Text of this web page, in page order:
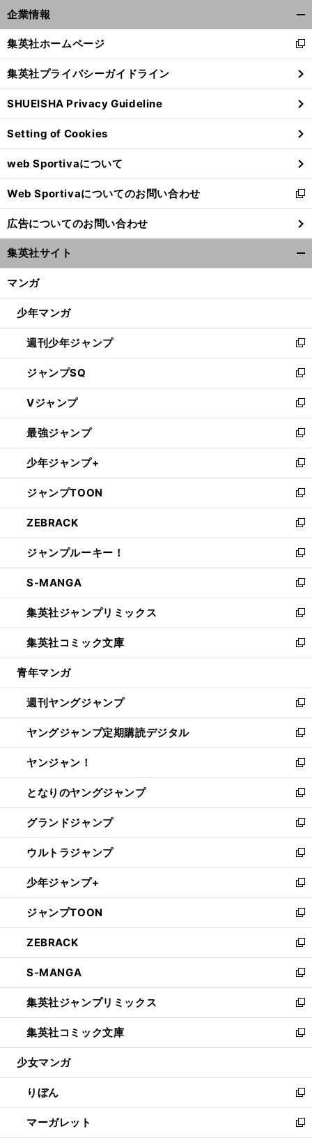
企業情報
閉
る
集英社ホームページ
新
し
い
ウ
ィ
ン
ド
ウ
で
開
く
集英社プライバシーガイドライン
SHUEISHA Privacy Guideline
Setting of Cookies
web Sportivaについて
Web Sportivaについてのお問い合わせ
新
し
い
ウ
ィ
ン
ウ
開
く
広告についてのお問い合わせ
集英社サイト
マンガ
少年マンガ
週刊少年ジャンプ
新
し
い
ウ
ィ
ン
ド
ウ
で
開
く
ジャンプSQ
新
し
い
ウ
ィ
ン
ド
ウ
で
開
く
Vジャンプ
新
し
い
ウ
ィ
ン
ド
ウ
で
開
く
最強ジャンプ
新
し
い
ウ
ィ
ン
ド
ウ
で
開
く
少年ジャンプ+
新
し
い
ウ
ィ
ン
ド
ウ
で
開
く
ジャンプTOON
新
し
い
ウ
ィ
ン
ド
ウ
で
開
く
ZEBRACK
新
し
い
ウ
ィ
ン
ド
ウ
で
開
ジャンプルーキー！
新
し
い
ウ
ィ
ン
ド
ウ
開
く
S-MANGA
新
し
い
ウ
ィ
ン
ウ
で
開
く
集英社ジャンプリミックス
新
し
い
ウ
ン
ド
ウ
で
開
く
集英社コミック文庫
新
し
ウ
ィ
ン
ド
ウ
で
開
く
青年マンガ
週刊ヤングジャンプ
新
し
い
ウ
ィ
ン
ド
ウ
で
開
く
ヤングジャンプ定期購読デジタル
新
し
い
ウ
ィ
ン
ド
ウ
で
開
く
ヤンジャン！
新
し
い
ウ
ィ
ン
ド
ウ
で
開
く
となりのヤングジャンプ
新
し
い
ウ
ィ
ン
ド
ウ
で
開
く
グランドジャンプ
新
し
い
ウ
ィ
ン
ド
ウ
で
開
く
ウルトラジャンプ
新
し
い
ウ
ィ
ン
ド
ウ
で
開
く
少年ジャンプ+
新
し
い
ウ
ィ
ン
ド
ウ
で
開
く
ジャンプTOON
新
し
い
ウ
ィ
ン
ド
ウ
で
開
ZEBRACK
新
し
い
ウ
ィ
ン
ド
ウ
開
く
S-MANGA
新
し
い
ウ
ィ
ン
ウ
で
開
く
集英社ジャンプリミックス
新
し
い
ウ
ン
ド
ウ
で
開
集英社コミック文庫
新
し
ウ
ィ
ン
ド
ウ
少女マンガ
りぼん
新
し
い
ウ
マーガレット
新
し